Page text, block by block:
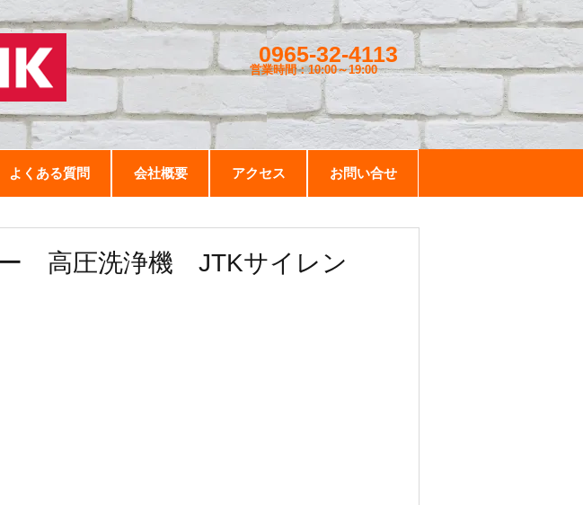
0965-32-4113
営業時間：10:00～19:00
よくある質問 会社概要 アクセス お問い合せ
ー 高圧洗浄機 JTKサイレン